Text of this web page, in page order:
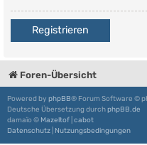
Registrieren
Foren-Übersicht
Powered by phpBB® Forum Software ©
Deutsche Übersetzung durchphpBB.de
damaïo © Mazeltof cabot
Datenschutz Nutzungsbedingungen